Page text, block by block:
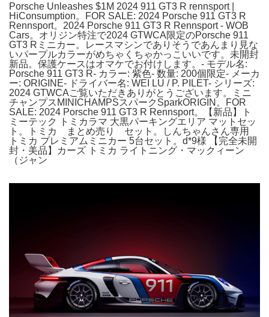
Porsche Unleashes $1M 2024 911 GT3 R rennsport |
HiConsumption。FOR SALE: 2024 Porsche 911 GT3 R
Rennsport。2024 Porsche 911 GT3 R Rennsport - WOB
Cars。オリジン特注で2024 GTWCA限定のPorsche 911
GT3 Rミニカー。レースマシンでありそうであんまり見な
いパープルカラーがめちゃくちゃかっこいいです。未開封
新品。保護ケースはオマケでお付けします。- モデル名:
Porsche 911 GT3 R- カラー: 紫色- 数量: 200個限定- メーカ
ー: ORIGINE- ドライバー名: WEI LU / P. PILET- シリーズ:
2024 GTWCAご覧いただきありがとうございます。ミニ
チャンプスMINICHAMPSスパークSparkORIGIN。FOR
SALE: 2024 Porsche 911 GT3 R Rennsport。【新品】ト
ミーテック トミカラマ 大黒パーキングエリア マットセッ
ト。トミカ まとめ売り セット。しんちゃんさん専用
トミカ プレミアムミニカー 5台セット。d*9様 【完全未開
封・美品】カーズ トミカ ライトニング・マックィーン
（ジャン